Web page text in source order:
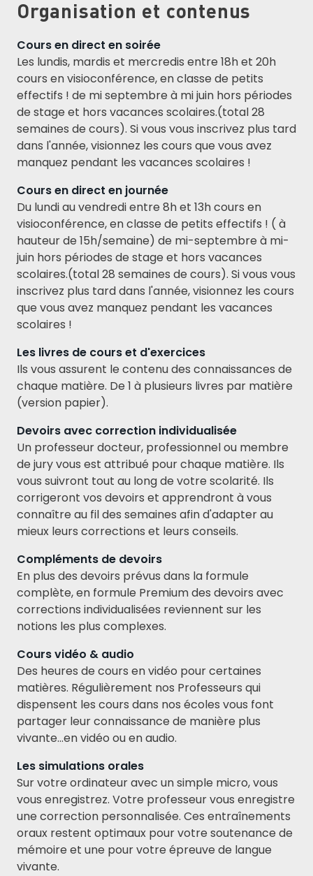
Organisation et contenus
Cours en direct en soirée
Les lundis, mardis et mercredis entre 18h et 20h
cours en visioconférence, en classe de petits
effectifs ! de mi septembre à mi juin hors périodes
de stage et hors vacances scolaires.(total 28
semaines de cours). Si vous vous inscrivez plus tard
dans l'année, visionnez les cours que vous avez
manquez pendant les vacances scolaires !
Cours en direct en journée
Du lundi au vendredi entre 8h et 13h cours en
visioconférence, en classe de petits effectifs ! ( à
hauteur de 15h/semaine) de mi-septembre à mi-
juin hors périodes de stage et hors vacances
scolaires.(total 28 semaines de cours). Si vous vous
inscrivez plus tard dans l'année, visionnez les cours
que vous avez manquez pendant les vacances
scolaires !
Les livres de cours et d'exercices
Ils vous assurent le contenu des connaissances de
chaque matière. De 1 à plusieurs livres par matière
(version papier).
Devoirs avec correction individualisée
Un professeur docteur, professionnel ou membre
de jury vous est attribué pour chaque matière. Ils
vous suivront tout au long de votre scolarité. Ils
corrigeront vos devoirs et apprendront à vous
connaître au fil des semaines afin d'adapter au
mieux leurs corrections et leurs conseils.
Compléments de devoirs
En plus des devoirs prévus dans la formule
complète, en formule Premium des devoirs avec
corrections individualisées reviennent sur les
notions les plus complexes.
Cours vidéo & audio
Des heures de cours en vidéo pour certaines
matières. Régulièrement nos Professeurs qui
dispensent les cours dans nos écoles vous font
partager leur connaissance de manière plus
vivante…en vidéo ou en audio.
Les simulations orales
Sur votre ordinateur avec un simple micro, vous
vous enregistrez. Votre professeur vous enregistre
une correction personnalisée. Ces entraînements
oraux restent optimaux pour votre soutenance de
mémoire et une pour votre épreuve de langue
vivante.